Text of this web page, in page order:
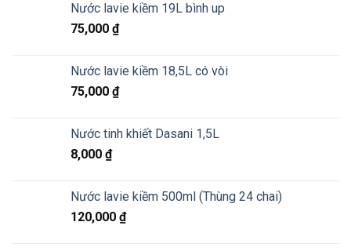
Nước lavie kiềm 19L bình up
75,000 ₫
Nước lavie kiềm 18,5L có vòi
75,000 ₫
Nước tinh khiết Dasani 1,5L
8,000 ₫
Nước lavie kiềm 500ml (Thùng 24 chai)
120,000 ₫